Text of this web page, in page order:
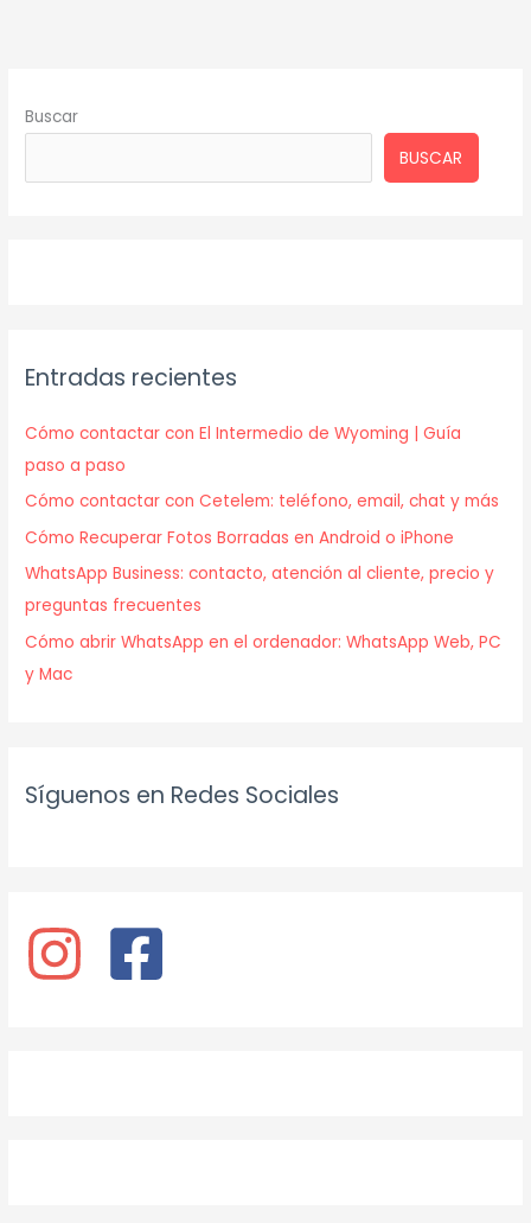
Buscar
BUSCAR
Entradas recientes
Cómo contactar con El Intermedio de Wyoming | Guía
paso a paso
Cómo contactar con Cetelem: teléfono, email, chat y más
Cómo Recuperar Fotos Borradas en Android o iPhone
WhatsApp Business: contacto, atención al cliente, precio y
preguntas frecuentes
Cómo abrir WhatsApp en el ordenador: WhatsApp Web, PC
y Mac
Síguenos en Redes Sociales